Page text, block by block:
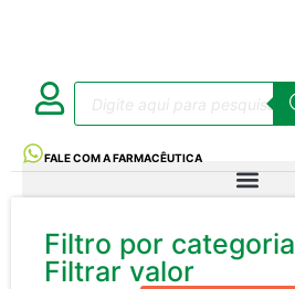
FALE COM A FARMACÊUTICA
Filtro por categoria
Filtrar valor